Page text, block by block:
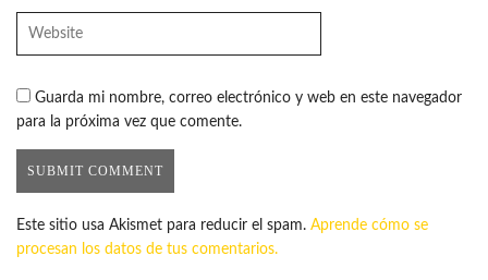
Guarda mi nombre, correo electrónico y web en este navegador
para la próxima vez que comente.
Este sitio usa Akismet para reducir el spam. Aprende cómo se
procesan los datos de tus comentarios.